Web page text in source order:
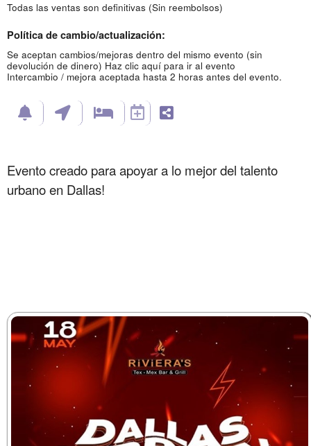
Todas las ventas son definitivas (Sin reembolsos)
Política de cambio/actualización:
Se aceptan cambios/mejoras dentro del mismo evento (sin
devolución de dinero) Haz clic aquí para ir al evento
Intercambio / mejora aceptada hasta 2 horas antes del evento.
Evento creado para apoyar a lo mejor del talento
urbano en Dallas!